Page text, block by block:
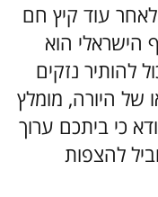
עוד קיץ חם
הישראלי הוא
להותיר נזקים
של היורה, מומלץ
כי ביתכם ערוך
להצפות